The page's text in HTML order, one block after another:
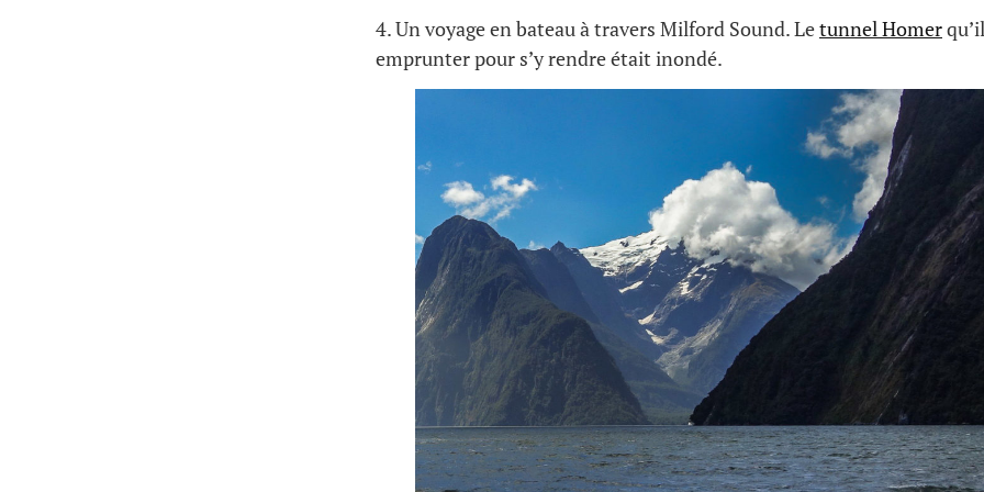
4. Un voyage en bateau à travers Milford Sound. Letunnel Homer
emprunter pour s’y rendre était inondé.